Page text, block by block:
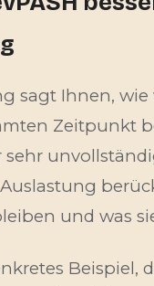
sagt Ihnen, wie
Zeitpunkt
und was
Beispiel,